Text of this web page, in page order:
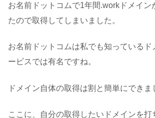
お名前ドットコムで1年間.workドメイン
たので取得してしまいました。
お名前ドットコムは私でも知っているド
ービスでは有名ですね。
ドメイン自体の取得は割と簡単にできま
ここに、自分の取得したいドメインを